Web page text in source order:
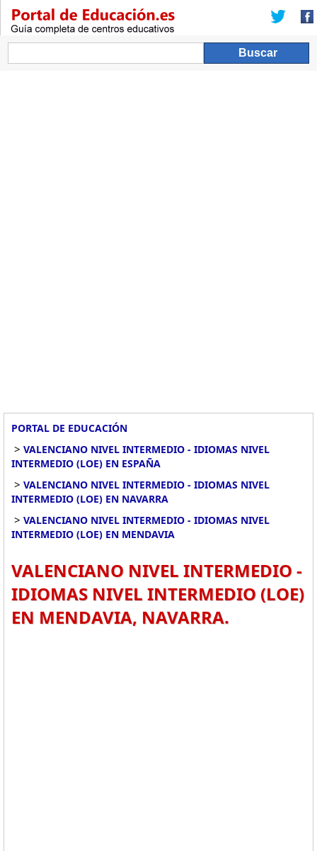
PORTAL DE EDUCACIÓN
> VALENCIANO NIVEL INTERMEDIO - IDIOMAS NIVEL
INTERMEDIO (LOE) EN ESPAÑA
> VALENCIANO NIVEL INTERMEDIO - IDIOMAS NIVEL
INTERMEDIO (LOE) EN NAVARRA
> VALENCIANO NIVEL INTERMEDIO - IDIOMAS NIVEL
INTERMEDIO (LOE) EN MENDAVIA
VALENCIANO NIVEL INTERMEDIO -
IDIOMAS NIVEL INTERMEDIO (LOE)
EN MENDAVIA, NAVARRA.